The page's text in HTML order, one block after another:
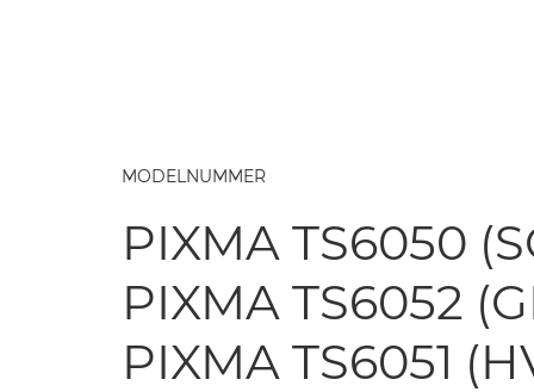
MODELNUMMER
PIXMA TS6050
PIXMA TS6052
PIXMA TS6051